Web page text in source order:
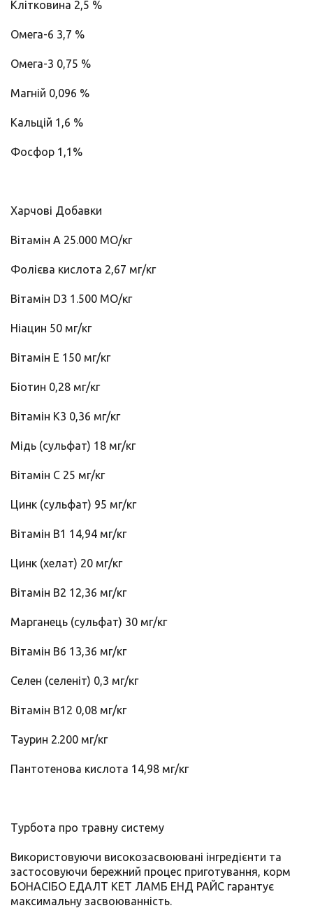
Клітковина 2,5 %
Омега-6 3,7 %
Омега-3 0,75 %
Магній 0,096 %
Кальцій 1,6 %
Фосфор 1,1%
Харчові Добавки
Вітамін A 25.000 МО/кг
Фолієва кислота 2,67 мг/кг
Вітамін D3 1.500 МО/кг
Ніацин 50 мг/кг
Вітамін E 150 мг/кг
Біотин 0,28 мг/кг
Вітамін K3 0,36 мг/кг
Мідь (сульфат) 18 мг/кг
Вітамін C 25 мг/кг
Цинк (сульфат) 95 мг/кг
Вітамін B1 14,94 мг/кг
Цинк (хелат) 20 мг/кг
Вітамін B2 12,36 мг/кг
Марганець (сульфат) 30 мг/кг
Вітамін B6 13,36 мг/кг
Селен (селеніт) 0,3 мг/кг
Вітамін B12 0,08 мг/кг
Таурин 2.200 мг/кг
Пантотенова кислота 14,98 мг/кг
Турбота про травну систему
Використовуючи високозасвоювані інгредієнти та
застосовуючи бережний процес приготування, корм
БОНАСІБО ЕДАЛТ КЕТ ЛАМБ ЕНД РАЙС гарантує
максимальну засвоюванність.